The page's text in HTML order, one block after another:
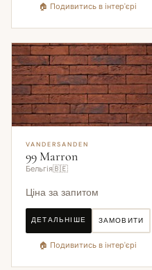
🏠 Подивитись в інтер'єрі
VANDERSANDEN
99 Marron
Бельгія🇧🇪
Ціна за запитом
ДЕТАЛЬНІШЕ ЗАМОВИТИ
🏠 Подивитись в інтер'єрі